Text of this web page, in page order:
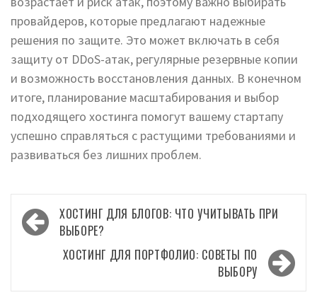
провайдеров, которые предлагают надежные
решения по защите. Это может включать в себя
защиту от DDoS-атак, регулярные резервные копии
и возможность восстановления данных. В конечном
итоге, планирование масштабирования и выбор
подходящего хостинга помогут вашему стартапу
успешно справляться с растущими требованиями и
развиваться без лишних проблем.
Навигация
по
записям
ХОСТИНГ ДЛЯ БЛОГОВ: ЧТО УЧИТЫВАТЬ ПРИ
ВЫБОРЕ?
ХОСТИНГ ДЛЯ ПОРТФОЛИО: СОВЕТЫ ПО
ВЫБОРУ